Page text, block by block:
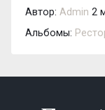
Автор: Admin 2
Альбомы: